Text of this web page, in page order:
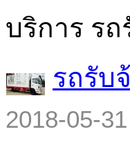
บริการ ร
รถรับ
2018-05-31